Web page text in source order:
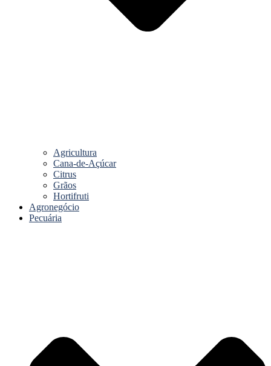
Agricultura
Cana-de-Açúcar
Citrus
Grãos
Hortifruti
Agronegócio
Pecuária